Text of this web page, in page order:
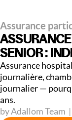
Assurance
SENIOR :
Assurance
journalière,
journalier —
ans.
by Adallom Team |